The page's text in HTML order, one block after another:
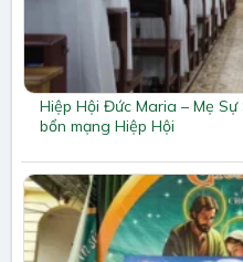
Hiệp Hội Đức Maria – Mẹ
bổn mạng Hiệp Hội